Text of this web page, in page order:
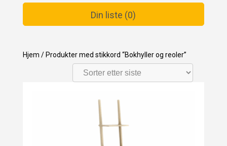
Din liste (0)
Hjem /Produkter med stikkord “Bokhyller og reoler”